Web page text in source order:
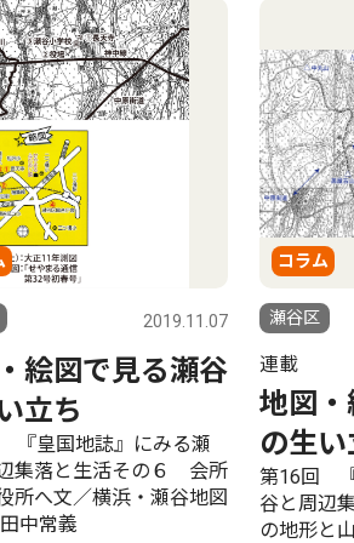
2019.11.07
絵図で見る瀬谷
立ち
『皇国地誌』にみる瀬
集落と生活その６ 会所
所へ文／横浜・瀬谷地図
中常義
コラム
瀬谷区
連載
地図
の生
第16回
谷と周辺
の地形と